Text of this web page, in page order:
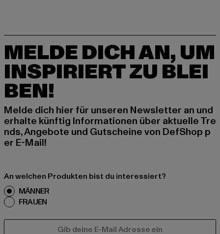
MELDE DICH AN, UM
INSPIRIERT ZU BLEI
BEN!
Melde dich hier für unseren Newsletter an und
erhalte künftig Informationen über aktuelle Tre
nds, Angebote und Gutscheine von DefShop p
er E-Mail!
An welchen Produkten bist du interessiert?
MÄNNER
FRAUEN